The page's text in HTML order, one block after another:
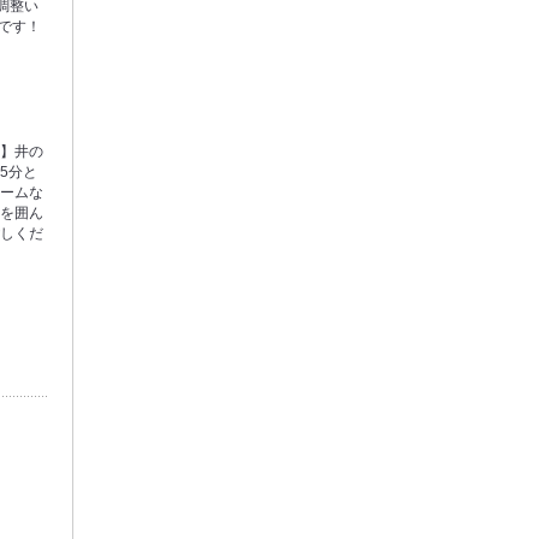
整い
す！
井の
分と
ムな
囲ん
くだ